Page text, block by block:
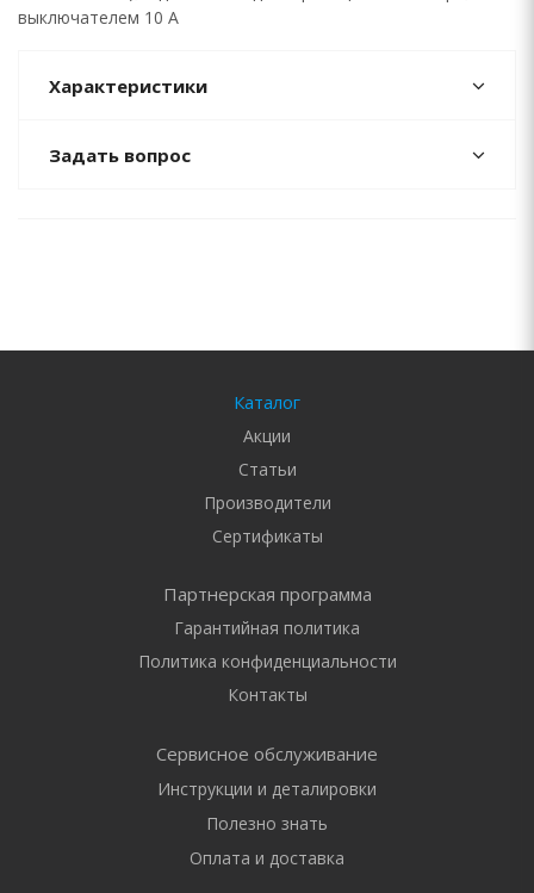
выключателем 10 А
Характеристики
Задать вопрос
Каталог
Акции
Статьи
Производители
Сертификаты
Партнерская программа
Гарантийная политика
Политика конфиденциальности
Контакты
Сервисное обслуживание
Инструкции и деталировки
Полезно знать
Оплата и доставка